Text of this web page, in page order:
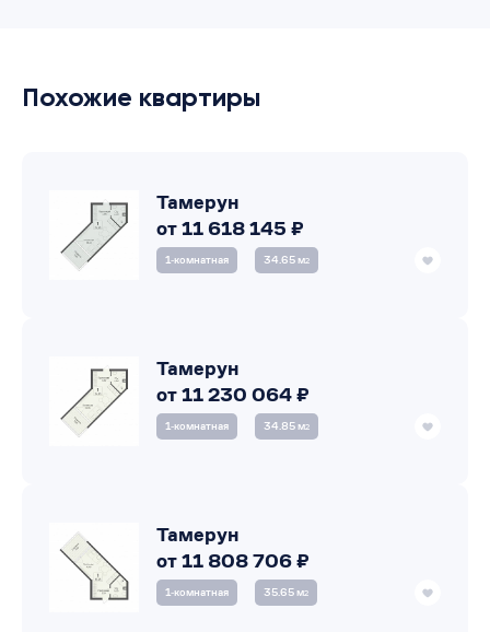
Похожие квартиры
Тамерун
от 11 618 145 ₽
1‑комнатная 34.65 м2
Тамерун
от 11 230 064 ₽
1‑комнатная 34.85 м2
Тамерун
от 11 808 706 ₽
1‑комнатная 35.65 м2